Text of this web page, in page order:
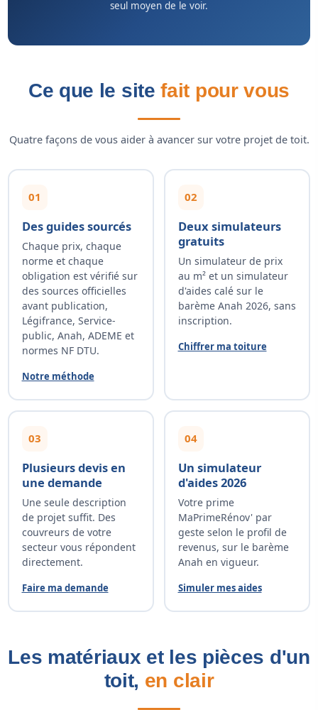
seul moyen de le voir.
Ce que le sitefait pour vous
Quatre façons de vous aider à avancer sur votre projet de toit.
01
Des guides sourcés
Chaque prix, chaque
norme et chaque
obligation est vérifié sur
des sources officielles
avant publication,
Légifrance, Service-
public, Anah, ADEME et
normes NF DTU.
Notre méthode
02
Deux simulateurs
gratuits
Un simulateur de prix
au m² et un simulateur
d'aides calé sur le
barème Anah 2026, sans
inscription.
Chiffrer ma toiture
03
Plusieurs devis en
une demande
Une seule description
de projet suffit. Des
couvreurs de votre
secteur vous répondent
directement.
Faire ma demande
04
Un simulateur
d'aides 2026
Votre prime
MaPrimeRénov' par
geste selon le profil de
revenus, sur le barème
Anah en vigueur.
Simuler mes aides
Les matériaux et les pièces d'un
toit, en clair